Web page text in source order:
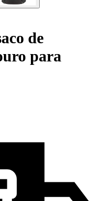
de
para